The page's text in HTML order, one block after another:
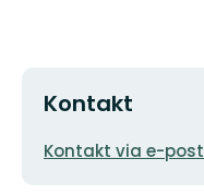
Kontakt
E-
Kontakt via e-post